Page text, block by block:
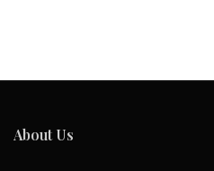
About Us